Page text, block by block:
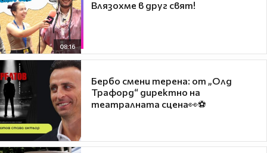
08:16
Влязохме в друг свят!
Бербо смени терена: от „Олд
Трафорд“ директно на
театралната сцена👀⚽